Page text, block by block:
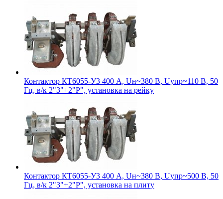
Контактор КТ6055-У3 400 А, Uн~380 В, Uупр~110 В, 50
Гц, в/к 2"З"+2"Р", установка на рейку
Контактор КТ6055-У3 400 А, Uн~380 В, Uупр~500 В, 50
Гц, в/к 2"З"+2"Р", установка на плиту